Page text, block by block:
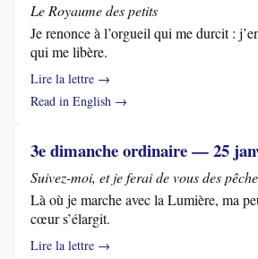
Le Royaume des petits
Je renonce à l’orgueil qui me durcit :
qui me libère.
Lire la lettre →
Read in English →
3e dimanche ordinaire — 25
Suivez-moi, et je ferai de vous des
Là où je marche avec la Lumière, ma
cœur s’élargit.
Lire la lettre →